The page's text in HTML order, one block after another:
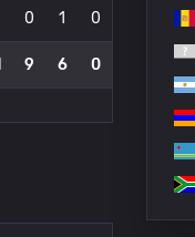
0 1 0
9 6 0